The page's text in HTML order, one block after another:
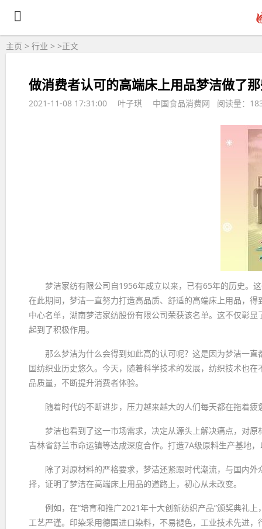
主页 > 行业 > >正文
做消费者认可的高端床上用品梦洁做了
2021-11-08 17:31:00 叶子琪 中国食品消费网 阅读量：
梦洁家纺有限公司自1956年成立以来，已有65年的历史。
在此期间，梦洁一直努力打造高品质、舒适的高端床上用品，
中心名单，湖南梦洁家纺股份有限公司荣获该名单。这不仅彰
起到了积极作用。
那么梦洁为什么会得到如此高的认可呢？这是因为梦洁一
国纺织业历史悠久。今天，随着科学技术的发展，纺织技术也
品质量，不断提升消费者体验。
随着时代的不断进步，压力越来越大的人们每天都在拖着
梦洁也看到了这一市场需求，决定从源头上解决痛点，对
吉林省舒兰市命运镇等达成深度合作。打造7A级原料生产基地
除了对原材料的严格要求，梦洁还紧跟时代潮流，与国内
择，证明了梦洁在高端床上用品的道路上，初心从未改变。
例如，在“培育和推广2021年十大创新纺织产品”颁奖典礼
工艺严谨。印染采用德国进口染料，不易褪色，工业技术先进